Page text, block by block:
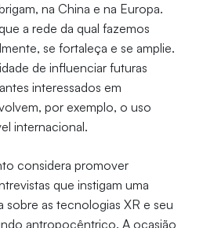
na China e na Europa.
a rede da qual fazemos
se fortaleça e se amplie.
de influenciar futuras
interessados em
por exemplo, o uso
internacional.
considera promover
que instigam uma
sobre as tecnologias XR e seu
antropocêntrico. A ocasião